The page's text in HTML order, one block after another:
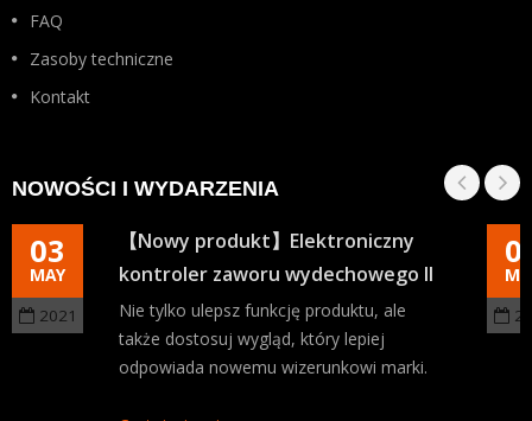
FAQ
Zasoby techniczne
Kontakt
NOWOŚCI I WYDARZENIA
03
MAY
2021
【Nowy produkt】Elektroniczny
kontroler zaworu wydechowego II
Nie tylko ulepsz funkcję produktu, ale
także dostosuj wygląd, który lepiej
odpowiada nowemu wizerunkowi marki.